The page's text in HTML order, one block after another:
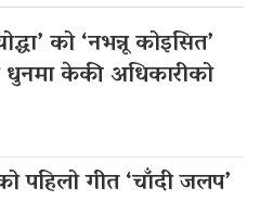
को ‘नभन्नू कोइसित’
धुनमा केकी अधिकारीको
पहिलो गीत ‘चाँदी जलप’